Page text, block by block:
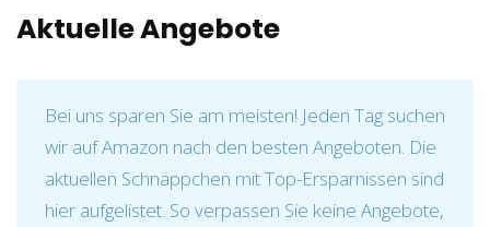
Aktuelle Angebote
Bei uns sparen Sie am meisten! Jeden Tag suchen
wir auf Amazon nach den besten Angeboten. Die
aktuellen Schnäppchen mit Top-Ersparnissen sind
hier aufgelistet. So verpassen Sie keine Angebote,